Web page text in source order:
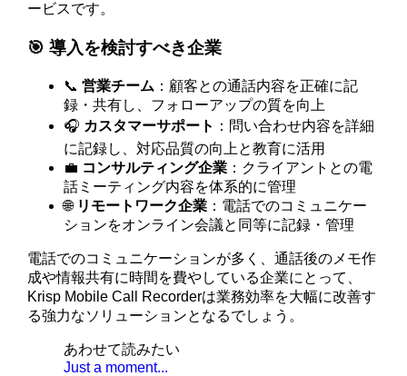
ービスです。
🎯 導入を検討すべき企業
📞営業チーム ：顧客との通話内容を正確に記
録・共有し、フォローアップの質を向上
🎧 カスタマーサポート ：問い合わせ内容を詳細
に記録し、対応品質の向上と教育に活用
💼 コンサルティング企業 ：クライアントとの電
話ミーティング内容を体系的に管理
🌐 リモートワーク企業 ：電話でのコミュニケー
ションをオンライン会議と同等に記録・管理
電話でのコミュニケーションが多く、通話後のメモ作
成や情報共有に時間を費やしている企業にとって、
Krisp Mobile Call Recorderは業務効率を大幅に改善す
る強力なソリューションとなるでしょう。
あわせて読みたい
Just a moment...